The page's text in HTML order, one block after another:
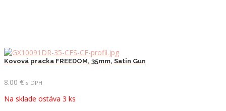
Kovová pracka FREEDOM, 35mm, Satin Gun
8.00 € s DPH
Na sklade ostáva 3 ks